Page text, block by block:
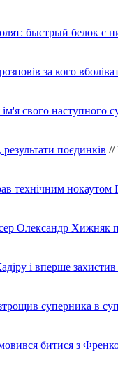
быстрый белок с
за кого
свого наступного
поєдинків //
технічним нокаутом
Олександр Хижняк
і вперше
суперника в
битися з